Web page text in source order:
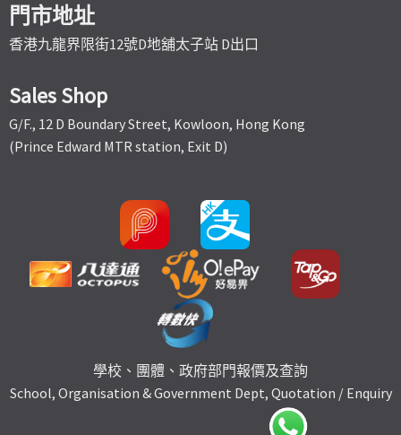
門市地址
香港九龍界限街12號D地舖太子站 D出口
Sales Shop
G/F., 12 D Boundary Street, Kowloon, Hong Kong
(Prince Edward MTR station, Exit D)
學校、團體、政府部門報價及查詢
School, Organisation & Government Dept, Quotation / Enquiry